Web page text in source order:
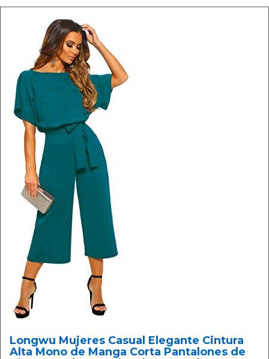
Longwu Mujeres Casual Elegante Cintura
Alta Mono de Manga Corta Pantalones de